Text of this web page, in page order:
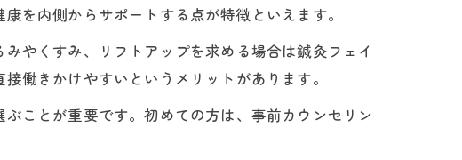
を内側からサポートする点が特徴といえます。
やくすみ、リフトアップを求める場合は鍼灸フェイ
働きかけやすいというメリットがあります。
ことが重要です。初めての方は、事前カウンセリン